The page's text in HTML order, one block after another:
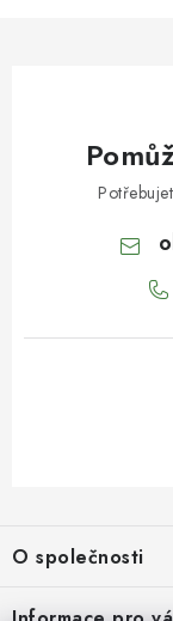
p
a
O společnosti
O nás